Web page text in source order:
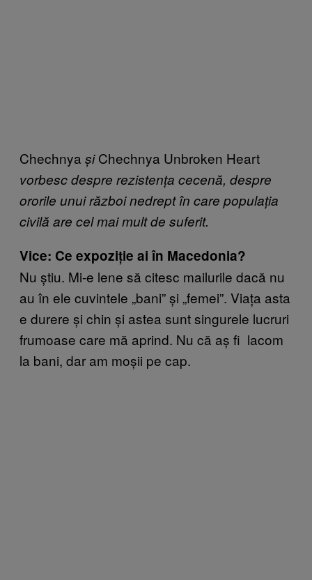
Chechnya șiChechnya Unbroken Heart
vorbesc despre rezistența cecenă, despre
ororile unui război nedrept în care populația
civilă are cel mai mult de suferit.
Vice: Ce expoziție ai în Macedonia?
Nu știu. Mi-e lene să citesc mailurile dacă nu
au în ele cuvintele „bani” și „femei”. Viața asta
e durere și chin și astea sunt singurele lucruri
frumoase care mă aprind. Nu că aș fi lacom
la bani, dar am moșii pe cap.